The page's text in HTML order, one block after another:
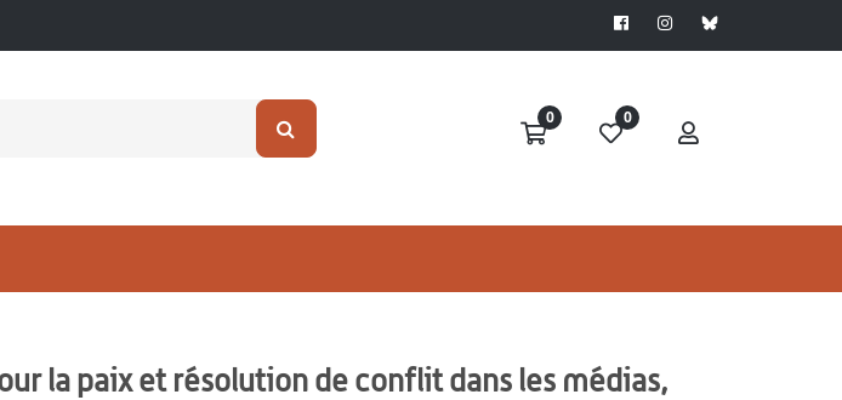
0 0
la paix et résolution de conflit dans les médias,